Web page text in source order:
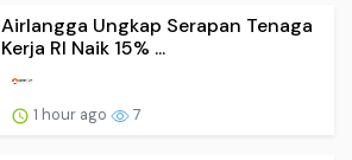
Airlangga Ungkap Serapan Tenaga
Kerja RI Naik 15% ...
1 hour ago 7